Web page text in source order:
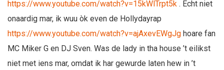
https://www.youtube.com/watch?v=15kWlTrpt5k . Echt niet
onaardig mar, ik wuu òk even de Hollydayrap
https://www.youtube.com/watch?v=ajAxevEWgJg hoare fan
MC Miker G en DJ Sven. Was de lady in tha house ’t eilikst
niet met iens mar, omdat ik har gewurde laten hew in ’t